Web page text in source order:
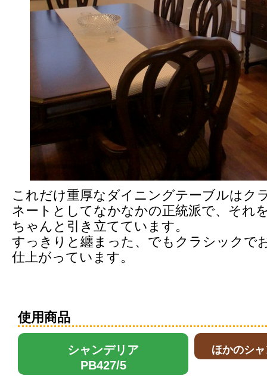
これだけ重厚なダイニングテーブルはク
ネートとしてなかなかの正統派で、それ
ちゃんと引き立てています。
すっきりと纏まった、でもクラシックで
仕上がっています。
使用商品
シャンデリア
PB427/5
ほかのシ